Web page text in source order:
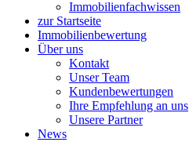
Immobilienfachwissen
zur Startseite
Immobilienbewertung
Über uns
Kontakt
Unser Team
Kundenbewertungen
Ihre Empfehlung an uns
Unsere Partner
News